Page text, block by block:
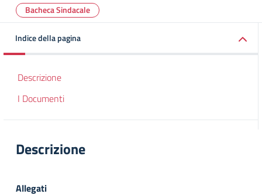
Bacheca Sindacale
Indice della pagina
Descrizione
I Documenti
Descrizione
Allegati